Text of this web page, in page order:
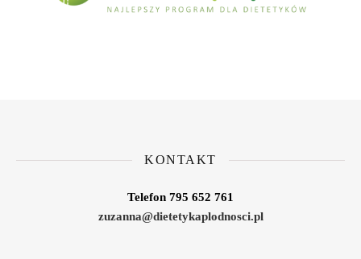
KONTAKT
Telefon 795 652 761
zuzanna@dietetykaplodnosci.pl